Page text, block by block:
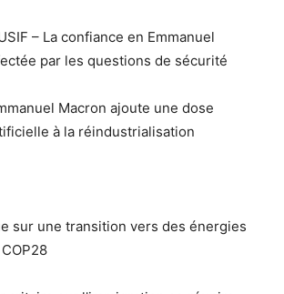
– La confiance en Emmanuel
par les questions de sécurité
Macron ajoute une dose
à la réindustrialisation
sur une transition vers des énergies